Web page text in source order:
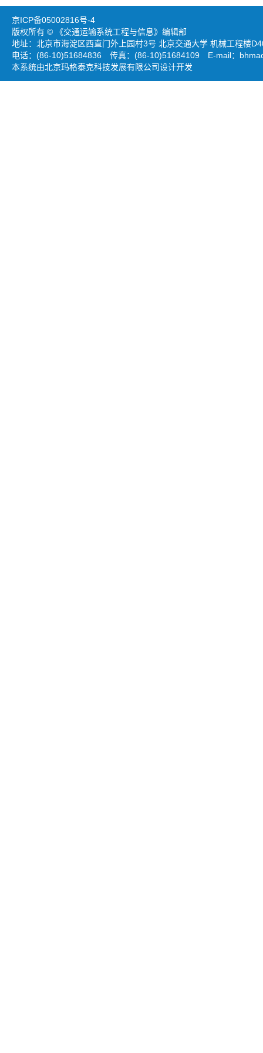
京ICP备05002816号-4
版权所有 © 《交通运输系统工程与信息》编辑部
地址：北京市海淀区西直门外上园村3号 北京交通大学 机械工程楼
电话：(86-10)51684836 传真：(86-10)51684109 E-mail：
本系统由北京玛格泰克科技发展有限公司设计开发